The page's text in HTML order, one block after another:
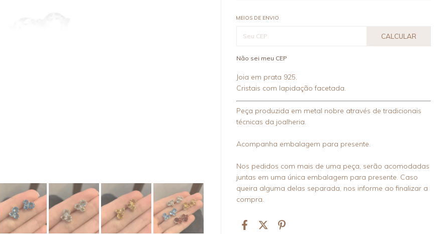
MEIOS DE ENVIO
CALCULAR
Não sei meu CEP
Joia em prata 925.
Cristais com lapidação facetada.
Peça produzida em metal nobre através de tradicionais
técnicas da joalheria.
Acompanha embalagem para presente.
Nos pedidos com mais de uma peça, serão acomodadas
juntas em uma única embalagem para presente. Caso
queira alguma delas separada, nos informe ao finalizar a
compra.